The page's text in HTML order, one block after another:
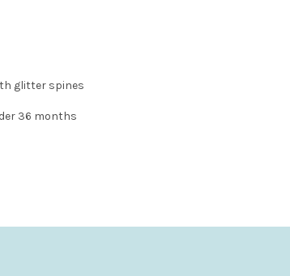
glitter spines
36 months